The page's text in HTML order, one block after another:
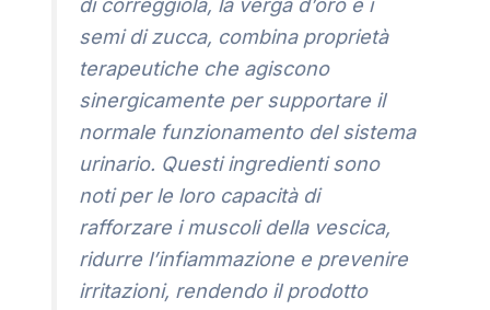
di correggiola, la verga d’oro e i
semi di zucca, combina proprietà
terapeutiche che agiscono
sinergicamente per supportare il
normale funzionamento del sistema
urinario. Questi ingredienti sono
noti per le loro capacità di
rafforzare i muscoli della vescica,
ridurre l’infiammazione e prevenire
irritazioni, rendendo il prodotto